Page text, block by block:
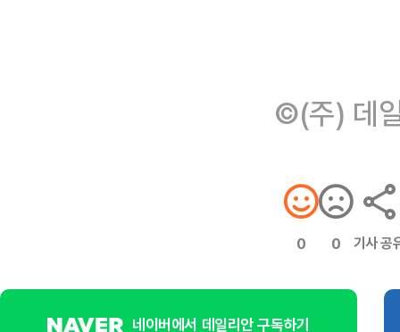
©(주) 데
0 0 기사 공
네이버에서 데일리안 구독하기